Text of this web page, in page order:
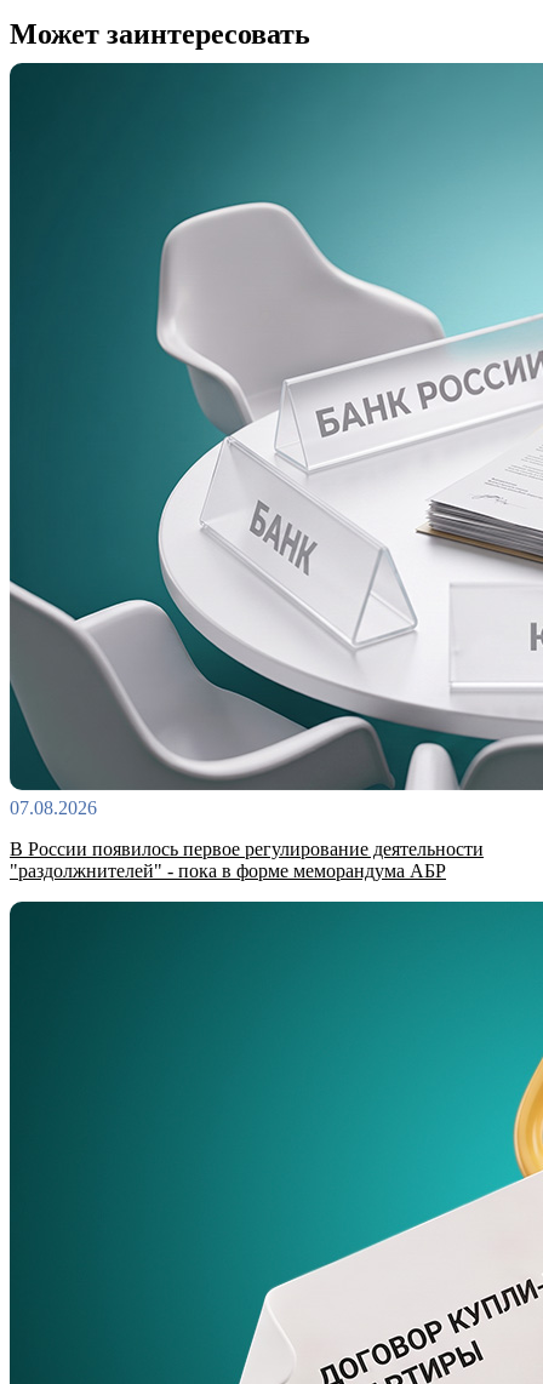
Может заинтересовать
07.08.2026
В России появилось первое регулирование деятельности
"раздолжнителей" - пока в форме меморандума АБР